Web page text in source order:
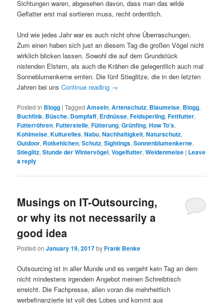
Sichtungen waren, abgesehen davon, dass man das wilde
Geflatter erst mal sortieren muss, recht ordentlich.
Und wie jedes Jahr war es auch nicht ohne Überraschungen.
Zum einen haben sich just an diesem Tag die großen Vögel nicht
wirklich blicken lassen. Sowohl die auf dem Grundstück
nistenden Elstern, als auch die Krähen die gelegentlich auch mal
Sonneblumenkerne ernten. Die fünf Stieglitze, die in den letzten
Jahren bei unsContinue reading →
Posted in Blogg |Tagged Amseln,Artenschutz, Blaumeise, Blogg,
Buchfink, Büsche, Dompfaff, Erdnüsse,Feldsperling,Fettfutter,
Futterröhren,Futterstelle,Fütterung,Grünfing,How To's,
Kohlmeise,Kulturelles,Nabu,Nachhaltigkeit,Naturschutz,
Outdoor, Rotkehlchen,Schutz,Sightings,Sonnenblumenkerne,
Stieglitz,Stunde der Wintervögel,Vogelfutter,Weidenmeise | Leave
a reply
Musings on IT-Outsourcing,
or why its not necessarily a
good idea
Posted onJanuary 19, 2017byFrank Benke
Outsourcing ist in aller Munde und es vergeht kein Tag an dem
nicht mindestens irgendein Angebot meinen Schreibtisch
erreicht. Die Fachpresse, allen voran die mehrheitlich
werbefinanzierte ist voll des Lobes und kommt aus